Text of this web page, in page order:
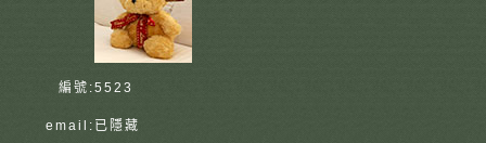
編號:5523
email: 已隱藏